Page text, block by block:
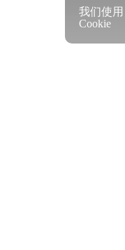
我们使用
Cookie